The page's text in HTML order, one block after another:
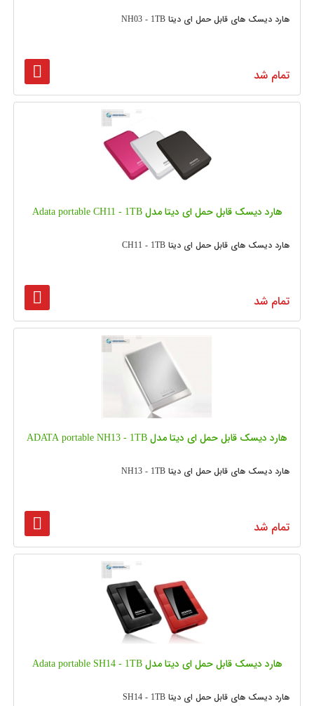
هارد دیسک های قابل حمل ای دیتا NH03 - 1TB
تمام شد
هارد دیسک قابل حمل ای دیتا مدل Adata portable CH11 - 1TB
هارد دیسک های قابل حمل ای دیتا CH11 - 1TB
تمام شد
هارد دیسک قابل حمل ای دیتا مدل ADATA portable NH13 - 1TB
هارد دیسک های قابل حمل ای دیتا NH13 - 1TB
تمام شد
هارد دیسک قابل حمل ای دیتا مدل Adata portable SH14 - 1TB
هارد دیسک های قابل حمل ای دیتا SH14 - 1TB